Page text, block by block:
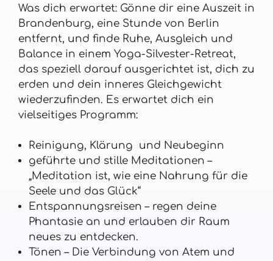
Was dich erwartet: Gönne dir eine Auszeit in
Brandenburg, eine Stunde von Berlin
entfernt, und finde Ruhe, Ausgleich und
Balance in einem Yoga-Silvester-Retreat,
das speziell darauf ausgerichtet ist, dich zu
erden und dein inneres Gleichgewicht
wiederzufinden. Es erwartet dich ein
vielseitiges Programm:
Reinigung, Klärung und Neubeginn
geführte und stille Meditationen –
„Meditation ist, wie eine Nahrung für die
Seele und das Glück“
Entspannungsreisen – regen deine
Phantasie an und erlauben dir Raum
neues zu entdecken.
Tönen – Die Verbindung von Atem und